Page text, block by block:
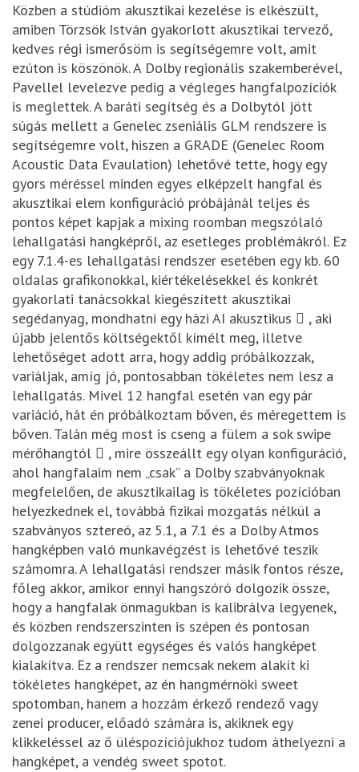
Közben a stúdióm akusztikai kezelése is elkészült,
amiben Törzsök István gyakorlott akusztikai tervező,
kedves régi ismerősöm is segítségemre volt, amit
ezúton is köszönök. A Dolby regionális szakemberével,
Pavellel levelezve pedig a végleges hangfalpozíciók
is meglettek. A baráti segítség és a Dolbytól jött
súgás mellett a Genelec zseniális GLM rendszere is
segítségemre volt, hiszen a GRADE (Genelec Room
Acoustic Data Evaulation) lehetővé tette, hogy egy
gyors méréssel minden egyes elképzelt hangfal és
akusztikai elem konfiguráció próbájánál teljes és
pontos képet kapjak a mixing roomban megszólaló
lehallgatási hangképről, az esetleges problémákról. Ez
egy 7.1.4-es lehallgatási rendszer esetében egy kb. 60
oldalas grafikonokkal, kiértékelésekkel és konkrét
gyakorlati tanácsokkal kiegészített akusztikai
segédanyag, mondhatni egy házi AI akusztikus  , aki
újabb jelentős költségektől kímélt meg, illetve
lehetőséget adott arra, hogy addig próbálkozzak,
variáljak, amíg jó, pontosabban tökéletes nem lesz a
lehallgatás. Mivel 12 hangfal esetén van egy pár
variáció, hát én próbálkoztam bőven, és méregettem is
bőven. Talán még most is cseng a fülem a sok swipe
mérőhangtól  , mire összeállt egy olyan konfiguráció,
ahol hangfalaim nem „csak” a Dolby szabványoknak
megfelelően, de akusztikailag is tökéletes pozícióban
helyezkednek el, továbbá fizikai mozgatás nélkül a
szabványos sztereó, az 5.1, a 7.1 és a Dolby Atmos
hangképben való munkavégzést is lehetővé teszik
számomra. A lehallgatási rendszer másik fontos része,
főleg akkor, amikor ennyi hangszóró dolgozik össze,
hogy a hangfalak önmagukban is kalibrálva legyenek,
és közben rendszerszinten is szépen és pontosan
dolgozzanak együtt egységes és valós hangképet
kialakítva. Ez a rendszer nemcsak nekem alakít ki
tökéletes hangképet, az én hangmérnöki sweet
spotomban, hanem a hozzám érkező rendező vagy
zenei producer, előadó számára is, akiknek egy
klikkeléssel az ő üléspozíciójukhoz tudom áthelyezni a
hangképet, a vendég sweet spotot.